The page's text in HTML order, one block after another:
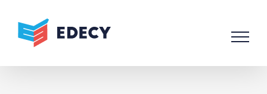
Inhalt
springen